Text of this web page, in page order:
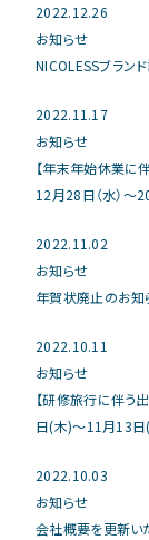
2022.12.26
お知らせ
NICOLESSブラン
2022.11.17
お知らせ
【年末年始休業
12月28日（水）～
2022.11.02
お知らせ
年賀状廃止のお知
2022.10.11
お知らせ
【研修旅行に伴う
日(木)～11月13日
2022.10.03
お知らせ
会社概要を更新い